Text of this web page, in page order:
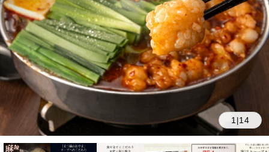
1 |14